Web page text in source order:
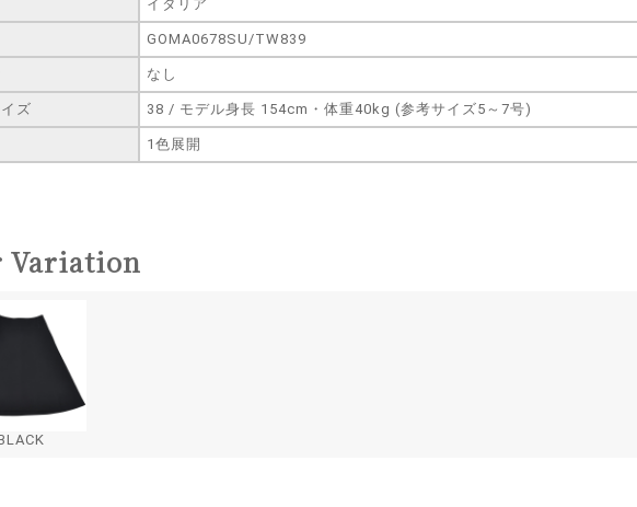
イタリア
GOMA0678SU/TW839
なし
ズ 38 / モデル身長 154cm・体重40kg (参考サイズ5～7号)
1色展開
Variation